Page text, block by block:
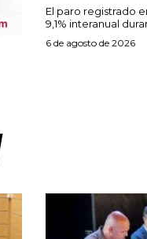
El paro registrado
9,1% interanual
6 de agosto de 2026